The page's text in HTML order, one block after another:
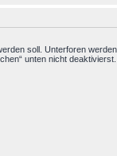
soll. Unterforen
unten nicht deaktivierst.